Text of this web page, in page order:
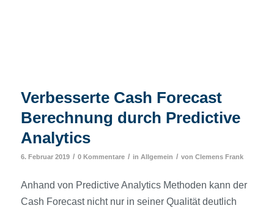
Verbesserte Cash Forecast
Berechnung durch Predictive
Analytics
6. Februar 2019 / 0 Kommentare / in Allgemein / von Clemens Frank
Anhand von Predictive Analytics Methoden kann der
Cash Forecast nicht nur in seiner Qualität deutlich